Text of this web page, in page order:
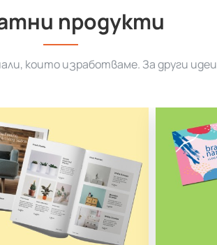
продукти
които изработваме. За други